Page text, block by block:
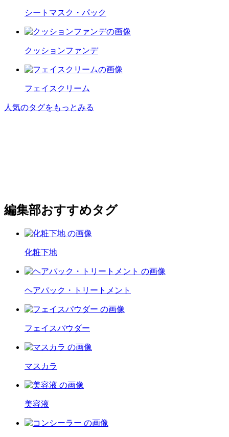
シートマスク・パック
クッションファンデ
フェイスクリーム
人気のタグをもっとみる
編集部おすすめタグ
化粧下地
ヘアパック・トリートメント
フェイスパウダー
マスカラ
美容液